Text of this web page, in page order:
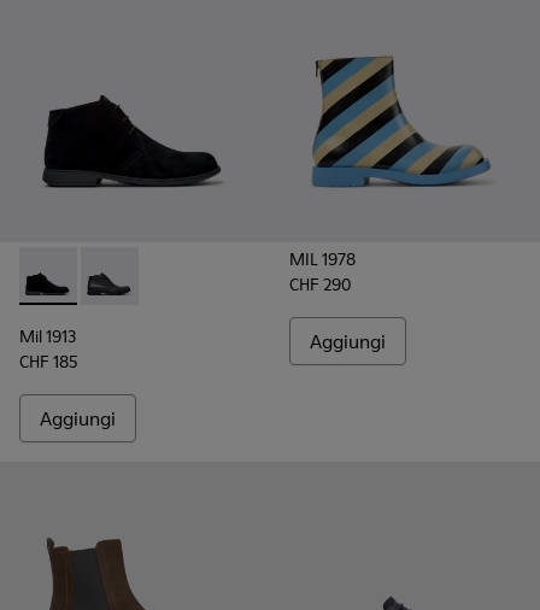
Mil 1913 - 36587-055 - Stivaletti alla caviglia neri in nabuk
Mil 1913 - 36587-052 - Stivaletti in pelle nera da
Mil 1913
CHF 185
Aggiungi
MIL 1978
CHF 290
Aggiungi